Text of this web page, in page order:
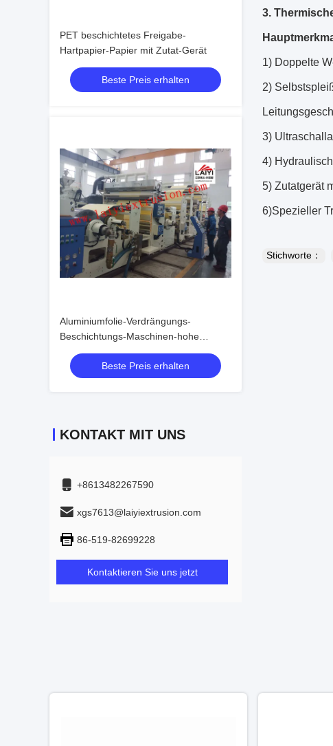
PET beschichtetes Freigabe-
Hartpapier-Papier mit Zutat-Gerät
Beste Preis erhalten
Aluminiumfolie-Verdrängungs-
Beschichtungs-Maschinen-hohe
Präzisions-klebende Beschichtung
Beste Preis erhalten
KONTAKT MIT UNS
+8613482267590
xgs7613@laiyiextrusion.com
86-519-82699228
Kontaktieren Sie uns jetzt
3.
1) Doppelte
2)
3)
4)
5) Zutatgerät
6)Spezieller
Stichworte：